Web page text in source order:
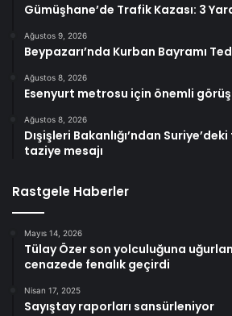
Gümüşhane’de Trafik Kazası: 3
Ağustos 9, 2026
Beypazarı’nda Kurban Bayramı
Ağustos 8, 2026
Esenyurt metrosu için önemli
Ağustos 8, 2026
Dışişleri Bakanlığı’ndan
taziye mesajı
Rastgele Haberler
Mayıs 14, 2026
Tülay Özer son yolculuğuna
cenazede fenalık geçirdi
Nisan 17, 2025
Sayıştay raporları sansürleniyor